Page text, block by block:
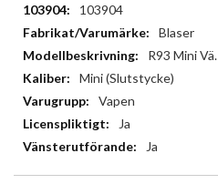
Mer
information
103904
Blaser
R93 Mini Vä.
Mini (Slutstycke)
Vapen
Ja
Ja